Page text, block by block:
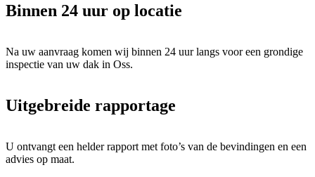
Binnen 24 uur op locatie
Na uw aanvraag komen wij binnen 24 uur langs voor een grondige
inspectie van uw dak in Oss.
Uitgebreide rapportage
U ontvangt een helder rapport met foto’s van de bevindingen en een
advies op maat.